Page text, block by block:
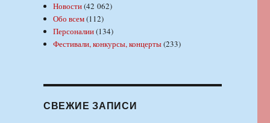
Новости(42 062)
Обо всем(112)
Персоналии(134)
Фестивали, конкурсы, концерты(233)
СВЕЖИЕ ЗАПИСИ